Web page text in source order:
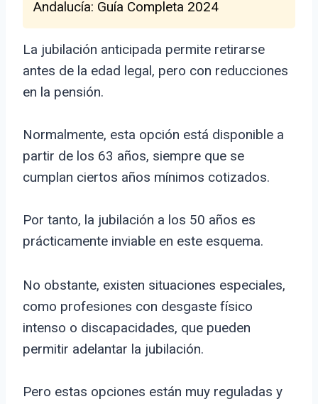
Andalucía: Guía Completa 2024
La jubilación anticipada permite retirarse
antes de la edad legal, pero con reducciones
en la pensión.
Normalmente, esta opción está disponible a
partir de los 63 años, siempre que se
cumplan ciertos años mínimos cotizados.
Por tanto, la jubilación a los 50 años es
prácticamente inviable en este esquema.
No obstante, existen situaciones especiales,
como profesiones con desgaste físico
intenso o discapacidades, que pueden
permitir adelantar la jubilación.
Pero estas opciones están muy reguladas y